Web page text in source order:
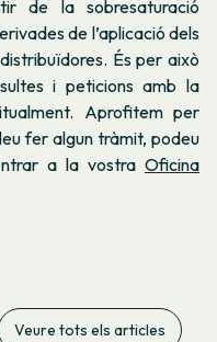
de la sobresaturació
de l’aplicació dels
És per això
i peticions amb la
Aprofitem per
fer algun tràmit, podeu
a la vostra Oficina
Veure tots els articles